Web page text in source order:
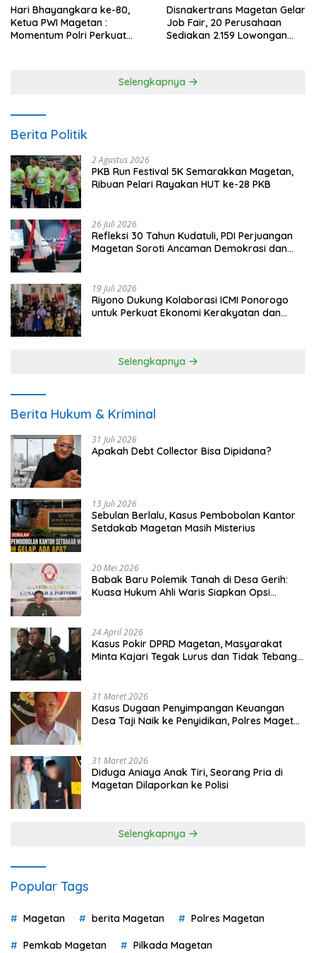
Hari Bhayangkara ke-80,
Ketua PWI Magetan :
Momentum Polri Perkuat
Disnakertrans Magetan Gelar
Job Fair, 20 Perusahaan
Sediakan 2.159 Lowongan
Selengkapnya
Berita Politik
2 Agustus 2026
PKB Run Festival 5K Semarakkan Magetan,
Ribuan Pelari Rayakan HUT ke-28 PKB
26 Juli 2026
Refleksi 30 Tahun Kudatuli, PDI Perjuangan
Magetan Soroti Ancaman Demokrasi dan
19 Juli 2026
Riyono Dukung Kolaborasi ICMI Ponorogo
untuk Perkuat Ekonomi Kerakyatan dan
Selengkapnya
Berita Hukum & Kriminal
31 Juli 2026
Apakah Debt Collector Bisa Dipidana?
13 Juli 2026
Sebulan Berlalu, Kasus Pembobolan Kantor
Setdakab Magetan Masih Misterius
20 Mei 2026
Babak Baru Polemik Tanah di Desa Gerih:
Kuasa Hukum Ahli Waris Siapkan Opsi
24 April 2026
Kasus Pokir DPRD Magetan, Masyarakat
Minta Kajari Tegak Lurus dan Tidak Tebang
31 Maret 2026
Kasus Dugaan Penyimpangan Keuangan
Desa Taji Naik ke Penyidikan, Polres Magetan
31 Maret 2026
Diduga Aniaya Anak Tiri, Seorang Pria di
Magetan Dilaporkan ke Polisi
Selengkapnya
Popular Tags
Magetan berita Magetan Polres Magetan
Pemkab Magetan Pilkada Magetan